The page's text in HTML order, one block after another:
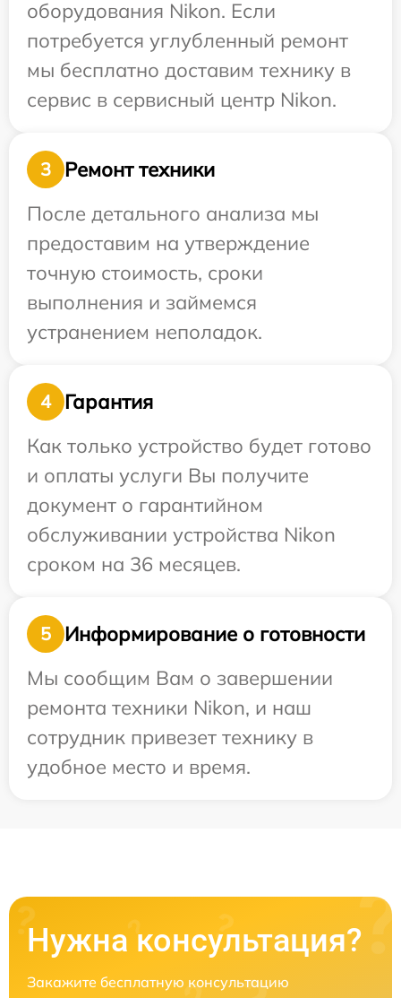
оборудования Nikon. Если
потребуется углубленный ремонт
мы бесплатно доставим технику в
сервис в сервисный центр Nikon.
3
Ремонт техники
После детального анализа мы
предоставим на утверждение
точную стоимость, сроки
выполнения и займемся
устранением неполадок.
4
Гарантия
Как только устройство будет готово
и оплаты услуги Вы получите
документ о гарантийном
обслуживании устройства Nikon
сроком на 36 месяцев.
5
Информирование о готовности
Мы сообщим Вам о завершении
ремонта техники Nikon, и наш
сотрудник привезет технику в
удобное место и время.
Нужна консультация?
Закажите бесплатную консультацию